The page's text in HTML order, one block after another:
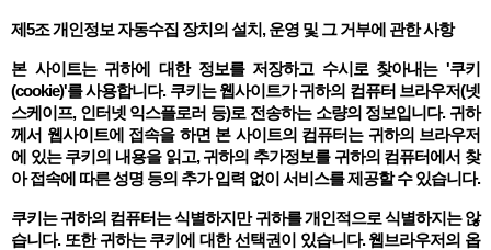
제5조 개인정보 자동수집 장치의 설치, 운영 및 그 거부에 관한 사항
본 사이트는 귀하에 대한 정보를 저장하고 수시로 찾아내는 '쿠키
(cookie)'를 사용합니다. 쿠키는 웹사이트가 귀하의 컴퓨터 브라우저(넷
스케이프, 인터넷 익스플로러 등)로 전송하는 소량의 정보입니다. 귀하
께서 웹사이트에 접속을 하면 본 사이트의 컴퓨터는 귀하의 브라우저
에 있는 쿠키의 내용을 읽고, 귀하의 추가정보를 귀하의 컴퓨터에서 찾
아 접속에 따른 성명 등의 추가 입력 없이 서비스를 제공할 수 있습니다.
쿠키는 귀하의 컴퓨터는 식별하지만 귀하를 개인적으로 식별하지는 않
습니다. 또한 귀하는 쿠키에 대한 선택권이 있습니다. 웹브라우저의 옵